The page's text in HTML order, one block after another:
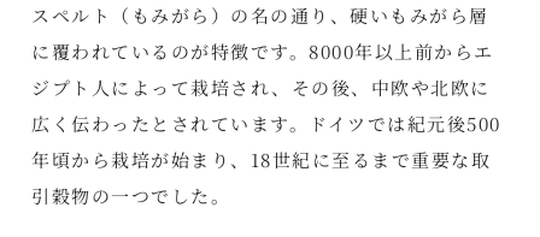
スペルト（もみがら）の名の通り、硬いもみがら層
に覆われているのが特徴です。8000年以上前からエ
ジプト人によって栽培され、その後、中欧や北欧に
広く伝わったとされています。ドイツでは紀元後500
年頃から栽培が始まり、18世紀に至るまで重要な取
引穀物の一つでした。